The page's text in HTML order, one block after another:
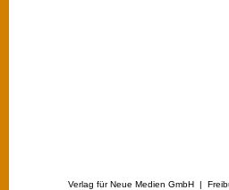
Verlag für Neue Medien GmbH |